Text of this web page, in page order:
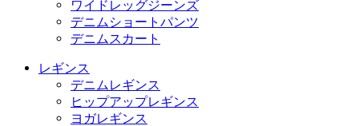
ワイドレッグジーンズ
デニムショートパンツ
デニムスカート
レギンス
デニムレギンス
ヒップアップレギンス
ヨガレギンス